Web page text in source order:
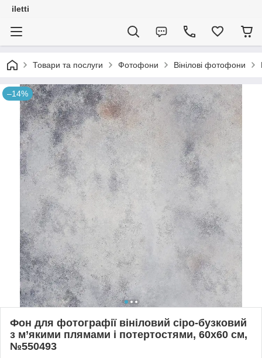
iletti
Товари та послуги Фотофони Вінілові фотофони
–14%
Фон для фотографії вініловий сіро-бузковий
з м’якими плямами і потертостями, 60x60 см,
№550493